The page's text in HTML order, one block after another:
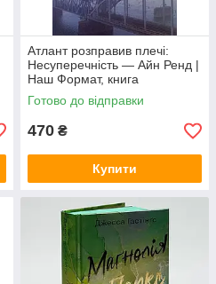
Атлант розправив плечі:
Несуперечність — Айн Ренд |
Наш Формат, книга
українською, нова, м'яка
Готово до відправки
470 ₴
Купити